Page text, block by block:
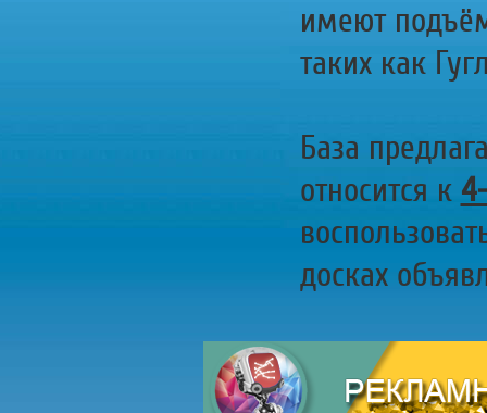
имеют
таких как
База
относится к
досках